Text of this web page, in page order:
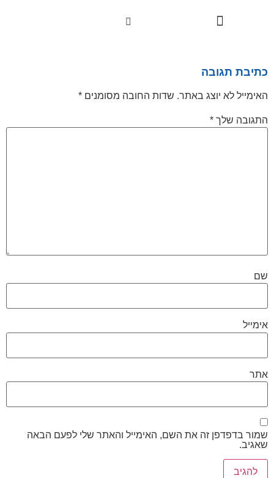
כתיבת תגובה
האימייל לא יוצג באתר. שדות החובה מסומנים *
התגובה שלך *
שם
אימייל
אתר
שמור בדפדפן זה את השם, האימייל והאתר שלי לפעם הבאה
שאגיב.